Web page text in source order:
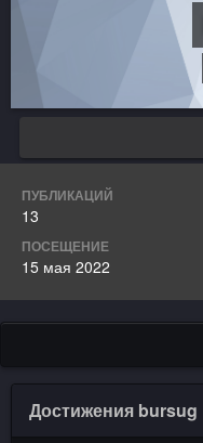
ПУБЛИКАЦИЙ
13
ПОСЕЩЕНИЕ
15 мая 2022
Достижения bursug